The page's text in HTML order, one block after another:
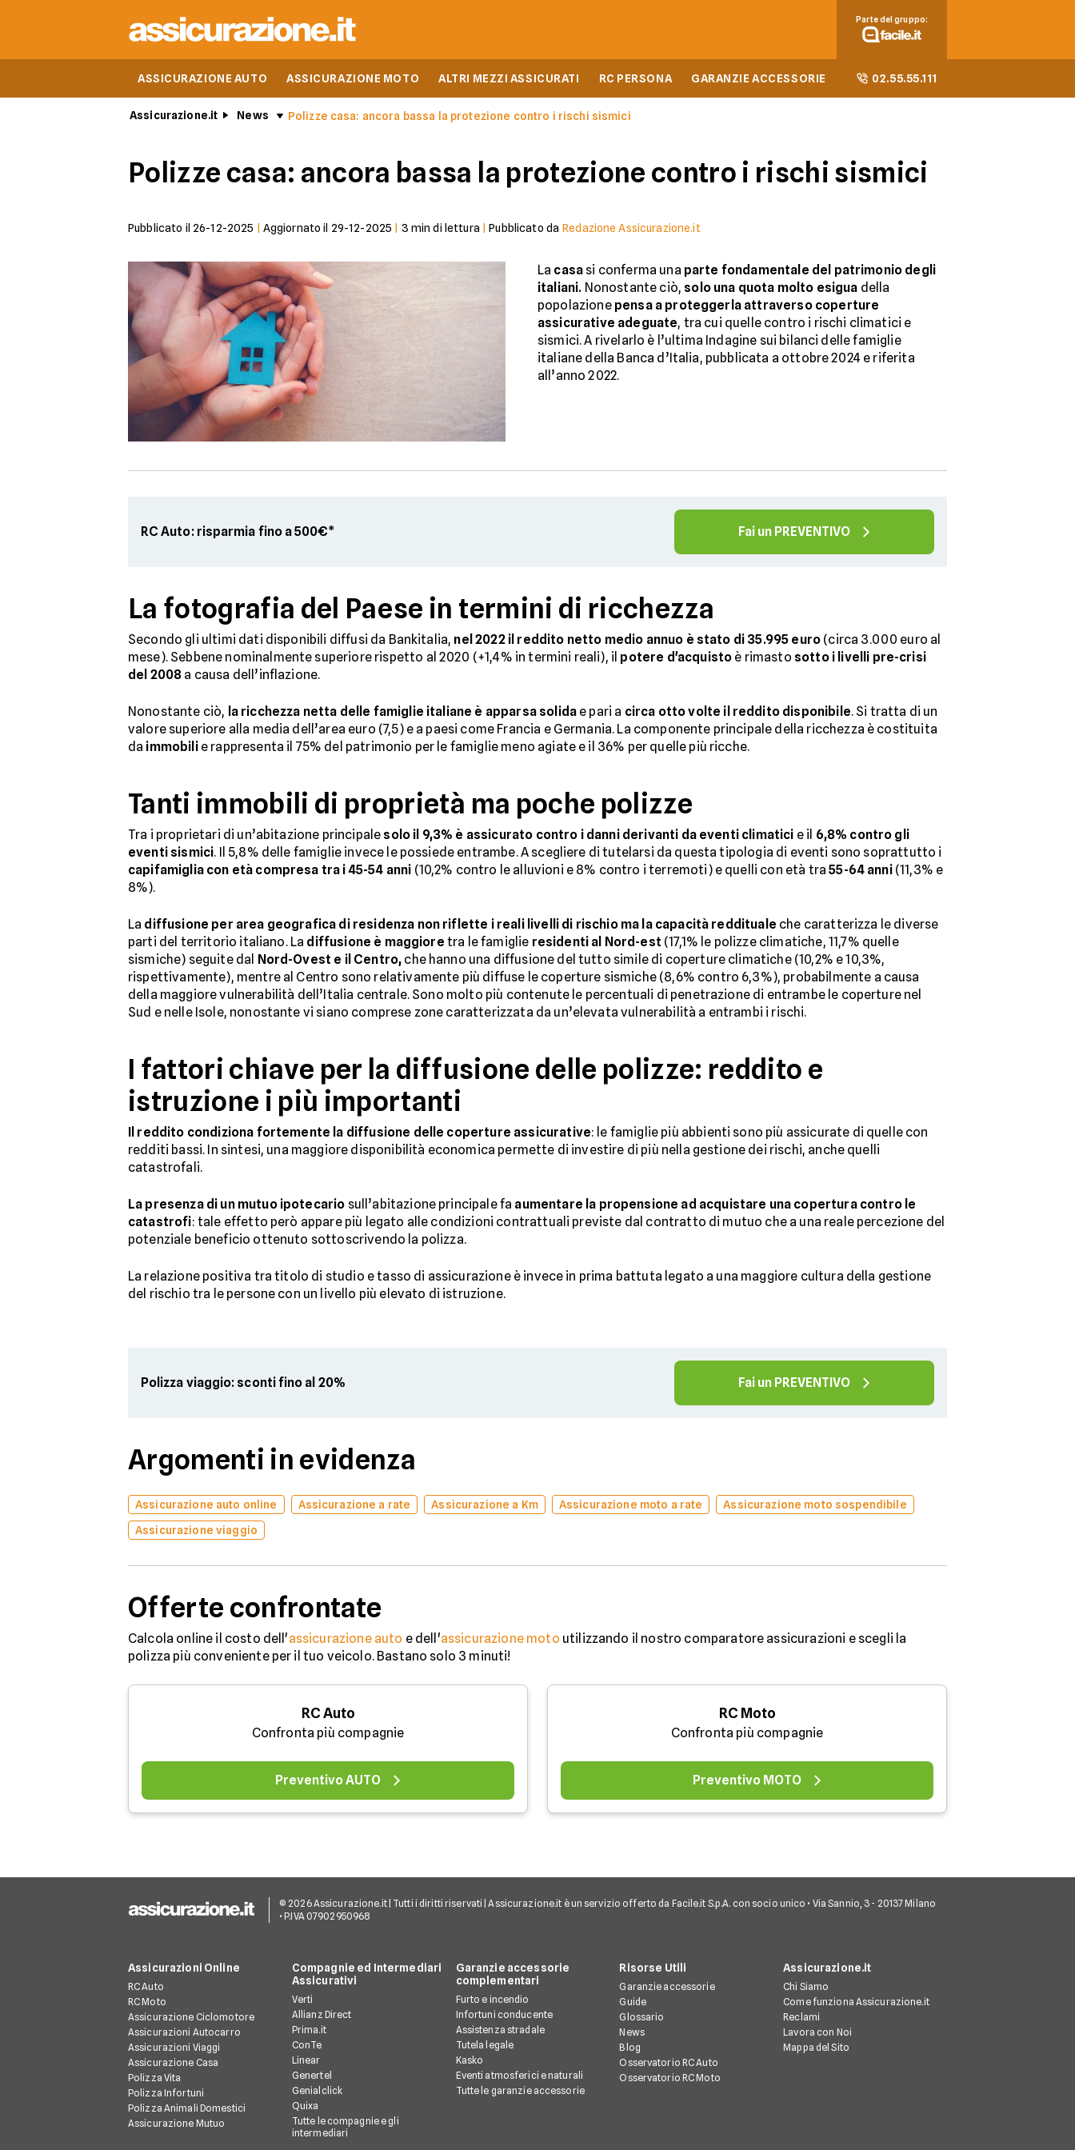
ASSICURAZIONE AUTO ASSICURAZIONE MOTO ALTRI MEZZI ASSICURATI RC PERSONA GARANZIE ACCESSORIE 02.55.55.111
Parte del gruppo:
Assicurazione.it News Polizze casa: ancora bassa la protezione contro i rischi sismici
Polizze casa: ancora bassa la protezione contro i rischi sismici
Pubblicato il 26-12-2025 Aggiornato il 29-12-2025 3 min di lettura |Pubblicato da Redazione Assicurazione.it
La casa si conferma una parte fondamentale del patrimonio degli
italiani. Nonostante ciò, solo una quota molto esigua della
popolazione pensa a proteggerla attraverso coperture
assicurative adeguate, tra cui quelle contro i rischi climatici e
sismici. A rivelarlo è l’ultima Indagine sui bilanci delle famiglie
italiane della Banca d’Italia, pubblicata a ottobre 2024 e riferita
all’anno 2022.
RC Auto: risparmia fino a 500€* Fai un PREVENTIVO
La fotografia del Paese in termini di ricchezza
Secondo gli ultimi dati disponibili diffusi da Bankitalia, nel 2022 il reddito netto medio annuo è stato di 35.995 euro (circa 3.000 euro al
mese). Sebbene nominalmente superiore rispetto al 2020 (+1,4% in termini reali), il potere d'acquisto è rimasto sotto i livelli pre-crisi
del 2008 a causa dell’inflazione.
Nonostante ciò, la ricchezza netta delle famiglie italiane è apparsa solida e pari a circa otto volte il reddito disponibile. Si tratta di un
valore superiore alla media dell’area euro (7,5) e a paesi come Francia e Germania. La componente principale della ricchezza è costituita
da immobilie rappresenta il 75% del patrimonio per le famiglie meno agiate e il 36% per quelle più ricche.
Tanti immobili di proprietà ma poche polizze
Tra i proprietari di un’abitazione principale solo il 9,3% è assicurato contro i danni derivanti da eventi climatici e il 6,8% contro gli
eventi sismici. Il 5,8% delle famiglie invece le possiede entrambe. A scegliere di tutelarsi da questa tipologia di eventi sono soprattutto i
capifamiglia con età compresa tra i 45-54 anni (10,2% contro le alluvioni e 8% contro i terremoti) e quelli con età tra55-64 anni(11,3% e
8%).
La diffusione per area geografica di residenza non riflette i reali livelli di rischio ma la capacità reddituale che caratterizza le diverse
parti del territorio italiano. La diffusione è maggiore tra le famiglie residenti al Nord-est (17,1% le polizze climatiche, 11,7% quelle
sismiche) seguite dal Nord-Ovest e il Centro, che hanno una diffusione del tutto simile di coperture climatiche (10,2% e 10,3%,
rispettivamente), mentre al Centro sono relativamente più diffuse le coperture sismiche (8,6% contro 6,3%), probabilmente a causa
della maggiore vulnerabilità dell’Italia centrale. Sono molto più contenute le percentuali di penetrazione di entrambe le coperture nel
Sud e nelle Isole, nonostante vi siano comprese zone caratterizzata da un’elevata vulnerabilità a entrambi i rischi.
I fattori chiave per la diffusione delle polizze: reddito e
istruzione i più importanti
Il reddito condiziona fortemente la diffusione delle coperture assicurative: le famiglie più abbienti sono più assicurate di quelle con
redditi bassi. In sintesi, una maggiore disponibilità economica permette di investire di più nella gestione dei rischi, anche quelli
catastrofali.
La presenza di un mutuo ipotecario sull’abitazione principale fa aumentare la propensione ad acquistare una copertura contro le
catastrofi: tale effetto però appare più legato alle condizioni contrattuali previste dal contratto di mutuo che a una reale percezione del
potenziale beneficio ottenuto sottoscrivendo la polizza.
La relazione positiva tra titolo di studio e tasso di assicurazione è invece in prima battuta legato a una maggiore cultura della gestione
del rischio tra le persone con un livello più elevato di istruzione.
Polizza viaggio: sconti fino al 20% Fai un PREVENTIVO
Argomenti in evidenza
Assicurazione auto online Assicurazione a rate Assicurazione a Km Assicurazione moto a rate
Assicurazione moto sospendibile
Assicurazione viaggio
Offerte confrontate
Calcola online il costo dell'assicurazione auto e dell'assicurazione moto utilizzando il nostro comparatore assicurazioni e scegli la
polizza più conveniente per il tuo veicolo. Bastano solo 3 minuti!
RC Auto
Confronta più compagnie
Preventivo AUTO
RC Moto
Confronta più compagnie
Preventivo MOTO
© 2026 Assicurazione.it | Tutti i diritti riservati | Assicurazione.it è un servizio offerto da Facile.it S.p.A. con socio unico • Via Sannio, 3 - 20137 Milano
• P.IVA 07902950968
Assicurazioni Online
RC Auto
RC Moto
Assicurazione Ciclomotore
Assicurazioni Autocarro
Assicurazioni Viaggi
Assicurazione Casa
Polizza Vita
Polizza Infortuni
Polizza Animali Domestici
Assicurazione Mutuo
Compagnie ed Intermediari
Assicurativi
Verti
Allianz Direct
Prima.it
ConTe
Linear
Genertel
Genialclick
Quixa
Tutte le compagnie e gli
intermediari
Garanzie accessorie
complementari
Furto e incendio
Infortuni conducente
Assistenza stradale
Tutela legale
Kasko
Eventi atmosferici e naturali
Tutte le garanzie accessorie
Risorse Utili
Garanzie accessorie
Guide
Glossario
News
Blog
Osservatorio RC Auto
Osservatorio RC Moto
Assicurazione.it
Chi Siamo
Come funziona Assicurazione.it
Reclami
Lavora con Noi
Mappa del Sito